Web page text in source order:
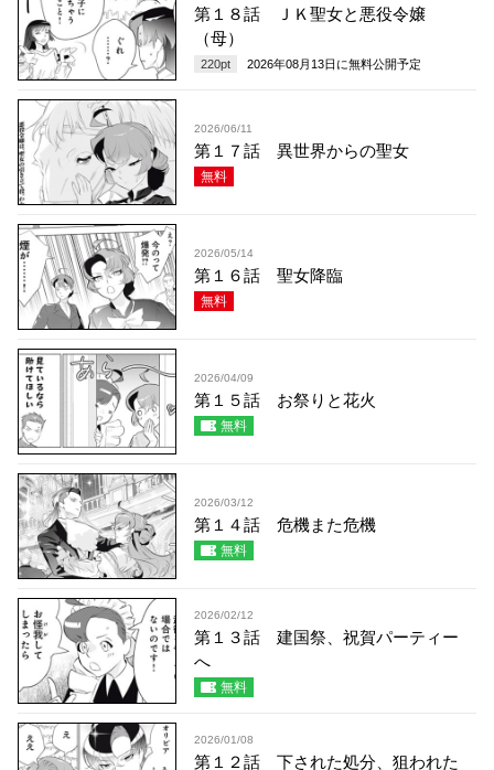
第１８話 ＪＫ聖女と悪役令嬢
（母）
220pt 2026年08月13日 に無料公開予定
2026/06/11
第１７話 異世界からの聖女
無料
2026/05/14
第１６話 聖女降臨
無料
2026/04/09
第１５話 お祭りと花火
無料
2026/03/12
第１４話 危機また危機
無料
2026/02/12
第１３話 建国祭、祝賀パーティー
へ
無料
2026/01/08
第１２話 下された処分、狙われた